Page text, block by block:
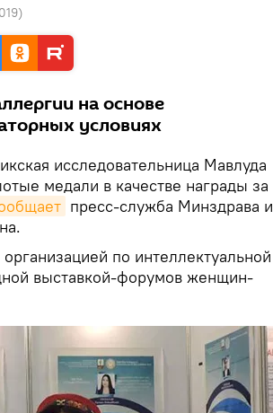
)
на основе
условиях
исследовательница Мавлуда
медали в качестве награды за
пресс-служба Минздрава и
по интеллектуальной
выставкой-форумов женщин-